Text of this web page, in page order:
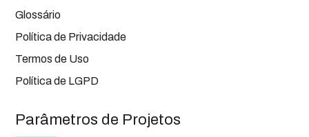
Glossário
Política de Privacidade
Termos de Uso
Política de LGPD
Parâmetros de Projetos